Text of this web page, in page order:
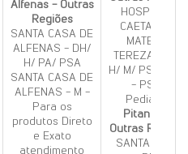
Alfenas - Outras
Regiões
SANTA CASA DE
ALFENAS - DH/
H/ PA/ PSA
SANTA CASA DE
ALFENAS - M -
Para os
produtos Direto
e Exato
atendimento
HOSP FREI
CAETANO E
MATER S
TEREZA - DH/
H/ M/ PSA/ PSE
- PSE-
Pediatria
Pitangui -
Outras Regiões
SANTA CASA